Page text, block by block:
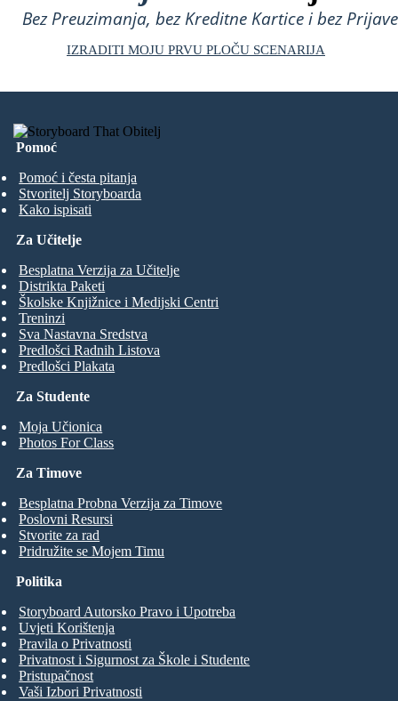
Bez Preuzimanja, bez Kreditne Kartice i bez
IZRADITI MOJU PRVU PLOČU SCENARIJA
Pomoć
Pomoć i česta pitanja
Stvoritelj Storyboarda
Kako ispisati
Za Studente
Moja Učionica
Photos For Class
Za Učitelje
Besplatna Verzija za Učitelje
Distrikta Paketi
Školske Knjižnice i Medijski Centri
Treninzi
Sva Nastavna Sredstva
Predlošci Radnih Listova
Predlošci Plakata
Za Timove
Besplatna Probna Verzija za Timove
Poslovni Resursi
Stvorite za rad
Pridružite se Mojem Timu
Politika
Storyboard Autorsko Pravo i Upotreba
Uvjeti Korištenja
Pravila o Privatnosti
Privatnost i Sigurnost za Škole i Studente
Pristupačnost
Vaši Izbori Privatnosti